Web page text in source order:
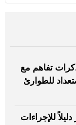
تفاهم مع
للطوارئ
للإجراءات